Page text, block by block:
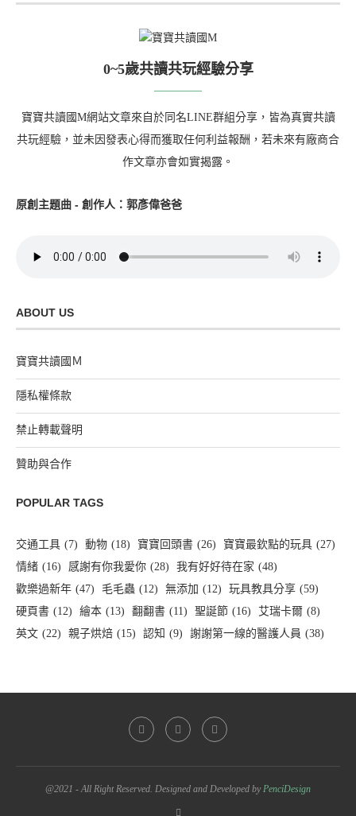
0~5歲共讀共玩經驗分享
寶寶共讀國M網站文章來自於同名LINE群組分享，皆為真實共讀
共玩經驗，並未因發表心得而獲取任何利益報酬，若未來有廠商合
作文章亦會如實揭露。
原創主題曲 - 創作人：郭彥偉爸爸
ABOUT US
寶寶共讀國Ｍ
隱私權條款
禁止轉載聲明
贊助與合作
POPULAR TAGS
交通工具 (7) 動物 (18) 寶寶回頭書 (26) 寶寶最欽點的玩具 (27)
情緒 (16) 感謝有你我愛你 (28) 我有好好待在家 (48)
歡樂過新年 (47) 毛毛蟲 (12) 無添加 (12) 玩具教具分享 (59)
硬頁書 (12) 繪本 (13) 翻翻書 (11) 聖誕節 (16) 艾瑞卡爾 (8)
英文 (22) 親子烘焙 (15) 認知 (9) 謝謝第一線的醫護人員 (38)
@2021 - All Right Reserved. Designed and Developed by PenciDesign